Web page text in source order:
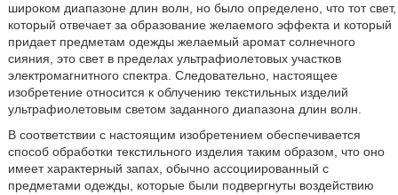
широком диапазоне длин волн, но было определено, что тот свет,
который отвечает за образование желаемого эффекта и который
придает предметам одежды желаемый аромат солнечного
сияния, это свет в пределах ультрафиолетовых участков
электромагнитного спектра. Следовательно, настоящее
изобретение относится к облучению текстильных изделий
ультрафиолетовым светом заданного диапазона длин волн.
В соответствии с настоящим изобретением обеспечивается
способ обработки текстильного изделия таким образом, что оно
имеет характерный запах, обычно ассоциированный с
предметами одежды, которые были подвергнуты воздействию